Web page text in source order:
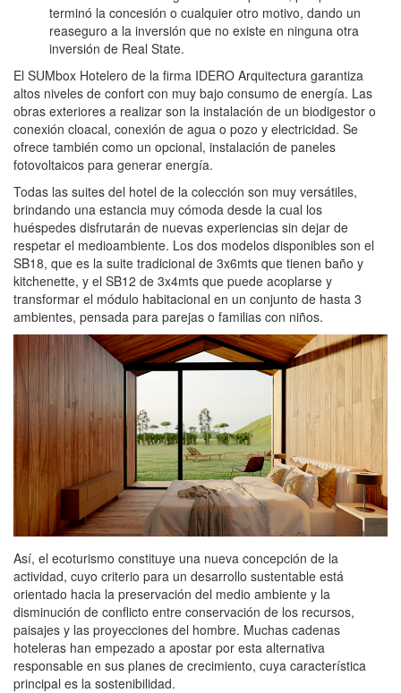
terminó la concesión o cualquier otro motivo, dando un
reaseguro a la inversión que no existe en ninguna otra
inversión de Real State.
El SUMbox Hotelero de la firma IDERO Arquitectura garantiza
altos niveles de confort con muy bajo consumo de energía. Las
obras exteriores a realizar son la instalación de un biodigestor o
conexión cloacal, conexión de agua o pozo y electricidad. Se
ofrece también como un opcional, instalación de paneles
fotovoltaicos para generar energía.
Todas las suites del hotel de la colección son muy versátiles,
brindando una estancia muy cómoda desde la cual los
huéspedes disfrutarán de nuevas experiencias sin dejar de
respetar el medioambiente. Los dos modelos disponibles son el
SB18, que es la suite tradicional de 3x6mts que tienen baño y
kitchenette, y el SB12 de 3x4mts que puede acoplarse y
transformar el módulo habitacional en un conjunto de hasta 3
ambientes, pensada para parejas o familias con niños.
Así, el ecoturismo constituye una nueva concepción de la
actividad, cuyo criterio para un desarrollo sustentable está
orientado hacia la preservación del medio ambiente y la
disminución de conflicto entre conservación de los recursos,
paisajes y las proyecciones del hombre. Muchas cadenas
hoteleras han empezado a apostar por esta alternativa
responsable en sus planes de crecimiento, cuya característica
principal es la sostenibilidad.